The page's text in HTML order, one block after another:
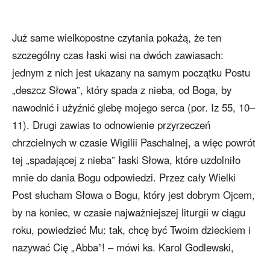
Już same wielkopostne czytania pokażą, że ten
szczególny czas łaski wisi na dwóch zawiasach:
jednym z nich jest ukazany na samym początku Postu
„deszcz Słowa”, który spada z nieba, od Boga, by
nawodnić i użyźnić glebę mojego serca (por. Iz 55, 10–
11). Drugi zawias to odnowienie przyrzeczeń
chrzcielnych w czasie Wigilii Paschalnej, a więc powrót
tej „spadającej z nieba” łaski Słowa, które uzdolniło
mnie do dania Bogu odpowiedzi. Przez cały Wielki
Post słucham Słowa o Bogu, który jest dobrym Ojcem,
by na koniec, w czasie najważniejszej liturgii w ciągu
roku, powiedzieć Mu: tak, chcę być Twoim dzieckiem i
nazywać Cię „Abba”! – mówi ks. Karol Godlewski,